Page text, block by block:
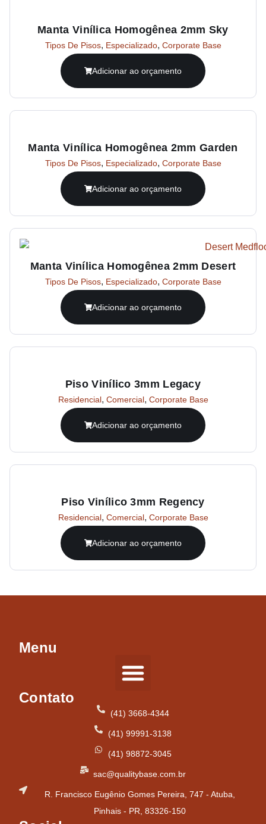
Manta Vinílica Homogênea 2mm Sky
Tipos De Pisos, Especializado, Corporate Base
Adicionar ao orçamento
Manta Vinílica Homogênea 2mm Garden
Tipos De Pisos, Especializado, Corporate Base
Adicionar ao orçamento
Manta Vinílica Homogênea 2mm Desert
Tipos De Pisos, Especializado, Corporate Base
Adicionar ao orçamento
Piso Vinílico 3mm Legacy
Residencial, Comercial, Corporate Base
Adicionar ao orçamento
Piso Vinílico 3mm Regency
Residencial, Comercial, Corporate Base
Adicionar ao orçamento
Menu
Contato
(41) 3668-4344
(41) 99991-3138
(41) 98872-3045
sac@qualitybase.com.br
R. Francisco Eugênio Gomes Pereira, 747 - Atuba,
Pinhais - PR, 83326-150